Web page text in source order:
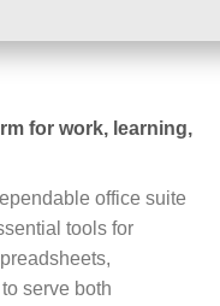
for work, learning,
office suite
tools for
serve both